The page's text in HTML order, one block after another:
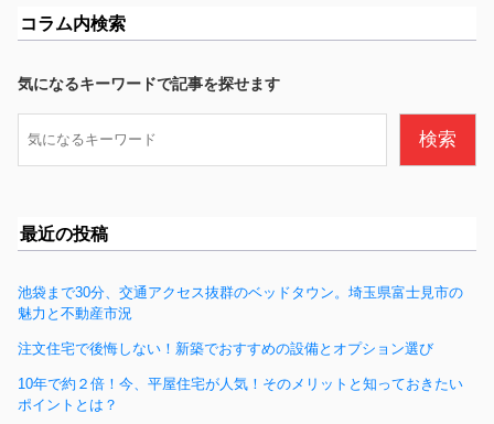
e
o
o
コラム内検索
気になるキーワードで記事を探せます
索
検索
最近の投稿
池袋まで30分、交通アクセス抜群のベッドタウン。埼玉県富士見市の
魅力と不動産市況
注文住宅で後悔しない！新築でおすすめの設備とオプション選び
10年で約２倍！今、平屋住宅が人気！そのメリットと知っておきたい
ポイントとは？